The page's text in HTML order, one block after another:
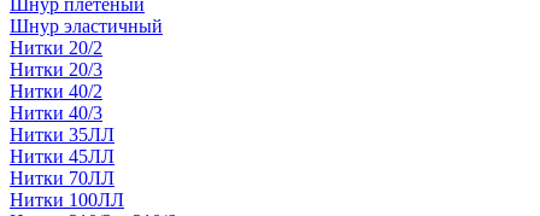
Шнур плетёный
Шнур эластичный
Нитки 20/2
Нитки 20/3
Нитки 40/2
Нитки 40/3
Нитки 35ЛЛ
Нитки 45ЛЛ
Нитки 70ЛЛ
Нитки 100ЛЛ